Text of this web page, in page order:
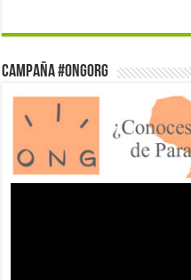
Campaña #ONGorg